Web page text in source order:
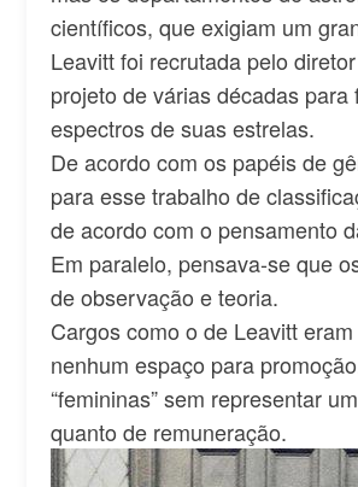
científicos, que exigiam um
Leavitt foi recrutada pelo
projeto de várias décadas
espectros de suas estrelas.
De acordo com os papéis de
para esse trabalho de
de acordo com o pensamento
Em paralelo, pensava-se que
de observação e teoria.
Cargos como o de Leavitt
nenhum espaço para
“femininas” sem representar
quanto de remuneração.